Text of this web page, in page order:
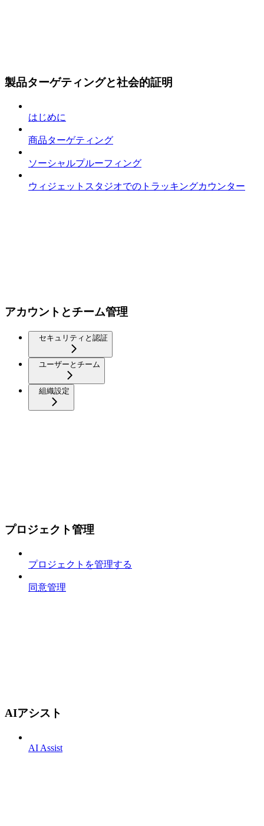
製品ターゲティングと社会的証明
はじめに
商品ターゲティング
ソーシャルプルーフィング
ウィジェットスタジオでのトラッキングカウンター
アカウントとチーム管理
セキュリティと認証
ユーザーとチーム
組織設定
プロジェクト管理
プロジェクトを管理する
同意管理
AIアシスト
AI Assist